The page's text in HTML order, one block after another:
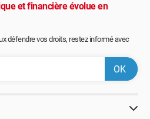
et financière évolue en
défendre vos droits, restez informé avec